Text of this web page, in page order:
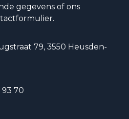
gegevens of ons
79, 3550 Heusden-
93 70